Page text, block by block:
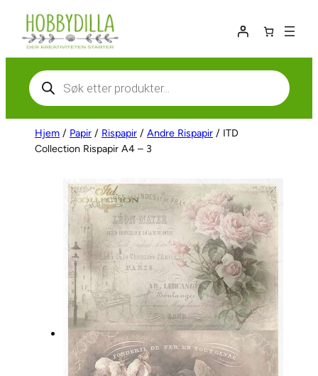
Hopp
innhold
Products
search
Hjem / Papir / Rispapir / Andre Rispapir / ITD
Collection Rispapir A4 – 3